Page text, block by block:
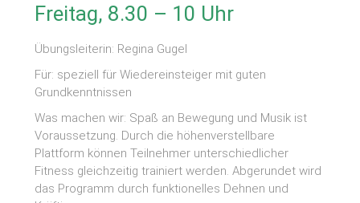
Freitag, 8.30 – 10 Uhr
Übungsleiterin: Regina Gugel
Für: speziell für Wiedereinsteiger mit guten
Grundkenntnissen
Was machen wir: Spaß an Bewegung und Musik ist
Voraussetzung. Durch die höhenverstellbare
Plattform können Teilnehmer unterschiedlicher
Fitness gleichzeitig trainiert werden. Abgerundet wird
das Programm durch funktionelles Dehnen und